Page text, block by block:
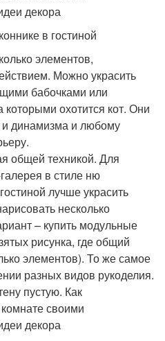
в гостиной
элементов,
Можно украсить
бабочками или
охотится кот. Они
динамизма и любому
общей техникой. Для
в стиле ню
лучше украсить
несколько
– купить модульные
рисунка, где общий
элементов). То же самое
разных видов рукоделия.